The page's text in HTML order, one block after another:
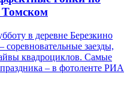
в деревне Березкино
заезды,
квадроциклов. Самые
– в фотоленте РИА